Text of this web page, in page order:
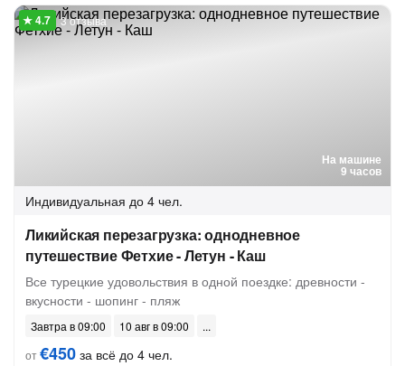
На машине
9 часов
3 отзыва
Индивидуальная до 4 чел.
Ликийская перезагрузка: однодневное
путешествие Фетхие - Летун - Каш
Все турецкие удовольствия в одной поездке: древности -
вкусности - шопинг - пляж
Завтра в 09:00
10 авг в 09:00
от€450 за всё до 4 чел.